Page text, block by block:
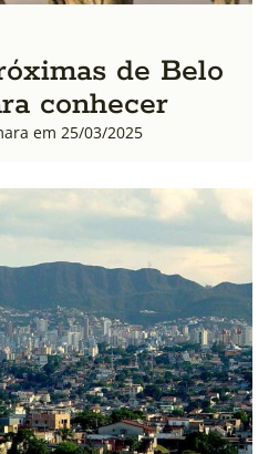
de Belo
conhecer
em 25/03/2025